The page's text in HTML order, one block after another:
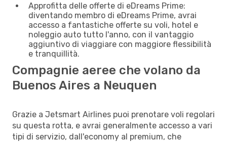
Approfitta delle offerte di eDreams Prime:
diventando membro di eDreams Prime, avrai
accesso a fantastiche offerte su voli, hotel e
noleggio auto tutto l'anno, con il vantaggio
aggiuntivo di viaggiare con maggiore flessibilità
e tranquillità.
Compagnie aeree che volano da
Buenos Aires a Neuquen
Grazie a Jetsmart Airlines puoi prenotare voli regolari
su questa rotta, e avrai generalmente accesso a vari
tipi di servizio, dall'economy al premium, che